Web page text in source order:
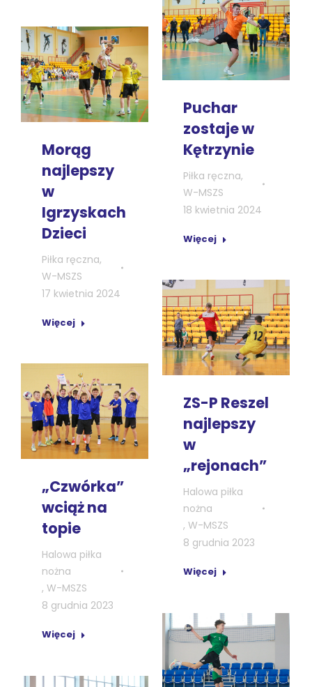
Puchar
zostaje w
Kętrzynie
Piłka ręczna,
W-MSZS
18 kwietnia 2024
Więcej
Morąg
najlepszy
w
Igrzyskach
Dzieci
Piłka ręczna,
W-MSZS
17 kwietnia 2024
Więcej
ZS-P Reszel
najlepszy
w
„rejonach”
Halowa piłka
nożna
, W-MSZS
8 grudnia 2023
Więcej
„Czwórka”
wciąż na
topie
Halowa piłka
nożna
, W-MSZS
8 grudnia 2023
Więcej